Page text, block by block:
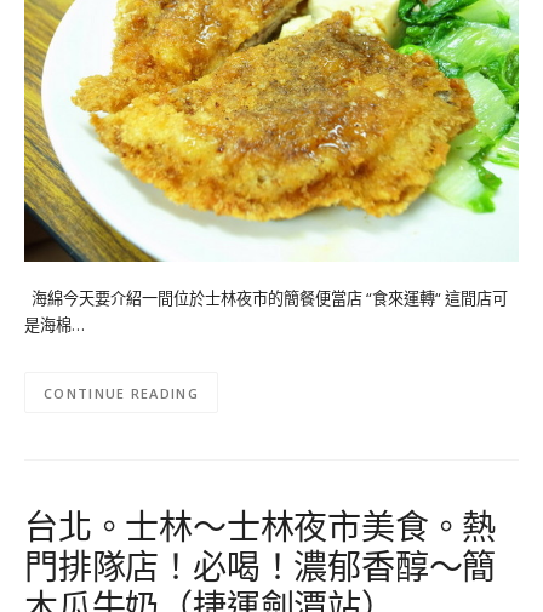
海綿今天要介紹一間位於士林夜市的簡餐便當店 “食來運轉“ 這間店可
是海棉…
CONTINUE READING
台北。士林～士林夜市美食。熱
門排隊店！必喝！濃郁香醇～簡